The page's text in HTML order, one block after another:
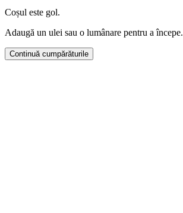
Coșul este gol.
Adaugă un ulei sau o lumânare pentru a începe.
Continuă cumpărăturile